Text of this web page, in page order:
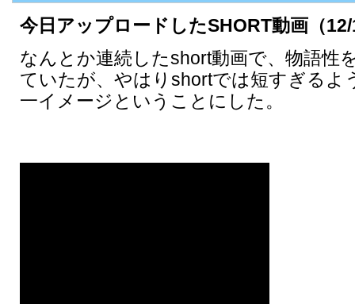
今日アップロードしたSHORT動画（
なんとか連続したshort動画で、物語性
ていたが、やはりshortでは短すぎるよ
一イメージということにした。